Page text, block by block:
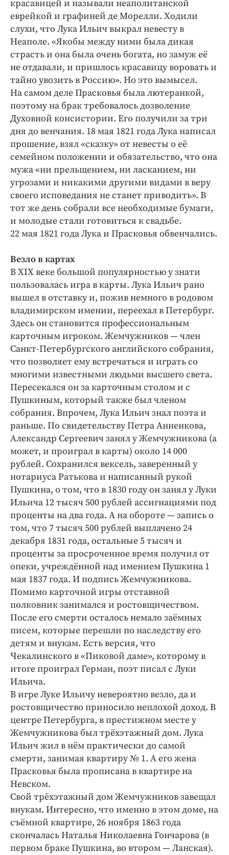
красавицей и называли неаполитанской
еврейкой и графиней де Морелли. Ходили
слухи, что Лука Ильич выкрал невесту в
Неаполе. «Якобы между ними была дикая
страсть и она была очень богата, но замуж её
не отдавали, и пришлось красавицу воровать и
тайно увозить в Россию». Но это вымысел.
На самом деле Прасковья была лютеранкой,
поэтому на брак требовалось дозволение
Духовной консистории. Его получили за три
дня до венчания. 18 мая 1821 года Лука написал
прошение, взял «сказку» от невесты о её
семейном положении и обязательство, что она
мужа «ни прельщением, ни ласканием, ни
угрозами и никакими другими видами в веру
своего исповедания не станет приводить». В
тот же день собрали все необходимые ­бумаги,
и молодые стали готовиться к свадьбе.
22 мая 1821 года Лука и Прасковья обвенчались.
Везло в картах
В ХIХ веке большой популярностью у знати
пользовалась игра в карты. Лука Ильич рано
вышел в отставку и, пожив немного в родовом
владимирском имении, переехал в Петербург.
Здесь он становится профессиональным
карточным игроком. Жемчужников — ​член
Санкт-­Петербургского английского собрания,
что позволяет ему встречаться и играть со
многими известными людьми высшего света.
Пересекался он за карточным столом и с
Пушкиным, который также был членом
собрания. Впрочем, Лука Ильич знал поэта и
раньше. По свидетельству Петра Анненкова,
Александр Сергеевич занял у Жемчужникова (а
может, и проиграл в карты) около 14 000
рублей. Сохранился вексель, заверенный у
нотариуса Ратькова и написанный рукой
Пушкина, о том, что в 1830 году он занял у Луки
Ильича 12 тысяч 500 руб­лей ассигнациями под
проценты на два года. А на обороте — ​запись о
том, что 7 тысяч 500 руб­лей выплачено 24
декабря 1831 года, остальные 5 тысяч и
проценты за просроченное время получил от
опеки, учреждённой над имением Пушкина 1
мая 1837 года. И подпись Жемчужникова.
Помимо карточной игры отставной
полковник занимался и ростовщичеством.
После его смерти осталось немало заёмных
писем, которые перешли по наследству его
детям и внукам. Есть версия, что
Чекалинского в «Пиковой даме», которому в
итоге проиграл Герман, поэт писал с Луки
Ильича.
В игре Луке Ильичу невероятно везло, да и
ростовщичество приносило неплохой доход. В
центре Петербурга, в престижном месте у
Жемчужникова был трёхэтажный дом. Лука
Ильич жил в нём практически до самой
смерти, занимая квартиру № 1. А его жена
Прасковья была прописана в квартире на
Невском.
Свой трёхэтажный дом Жемчужников завещал
внукам. Интересно, что именно в этом доме, на
съёмной квартире, 26 ноября 1863 года
скончалась Наталья Николаевна Гончарова (в
первом браке Пушкина, во втором — ​Ланская).